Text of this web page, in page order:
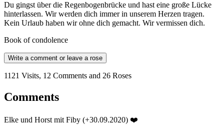
Du gingst über die Regenbogenbrücke und hast eine große Lücke
hinterlassen. Wir werden dich immer in unserem Herzen tragen.
Kein Urlaub haben wir ohne dich gemacht. Wir vermissen dich.
Book of condolence
Write a comment or leave a rose
1121 Visits, 12 Comments and 26 Roses
Comments
Elke und Horst mit Fiby (+30.09.2020) ❤️